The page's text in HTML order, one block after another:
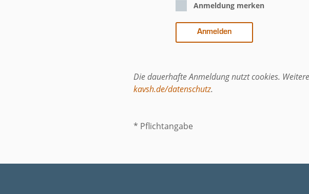
Anmeldung merken
Die dauerhafte Anmeldung nutzt cookies.
kavsh.de/datenschutz.
* Pflichtangabe